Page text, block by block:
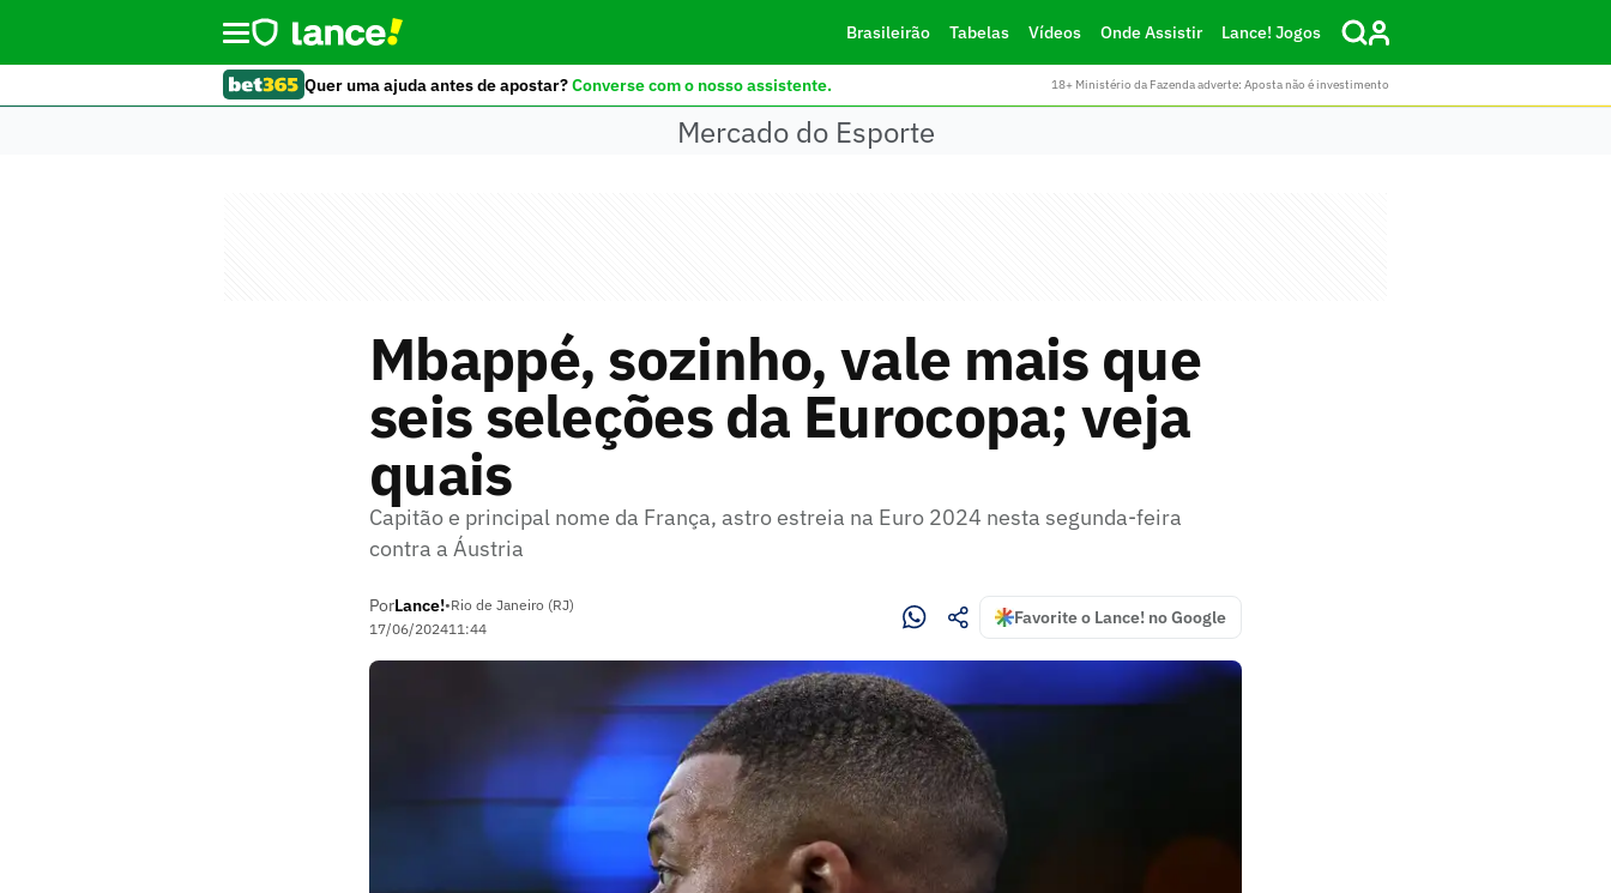
Brasileirão Tabelas Vídeos Onde Assistir Lance! Jogos
Quer uma ajuda antes de apostar?Converse com o nosso assistente. 18+ Ministério da Fazenda adverte: Aposta não é investimento
Mercado do Esporte
Mbappé, sozinho, vale mais que
seis seleções da Eurocopa; veja
quais
Capitão e principal nome da França, astro estreia na Euro 2024 nesta segunda-feira
contra a Áustria
PorLance!•Rio de Janeiro (RJ)
17/06/202411:44
Favorite o Lance! no Google